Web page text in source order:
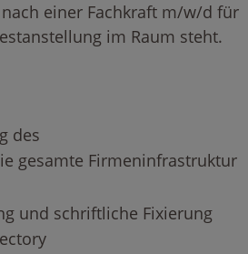
einer Fachkraft m/w/d für
im Raum steht.
des
gesamte Firmeninfrastruktur
und schriftliche Fixierung